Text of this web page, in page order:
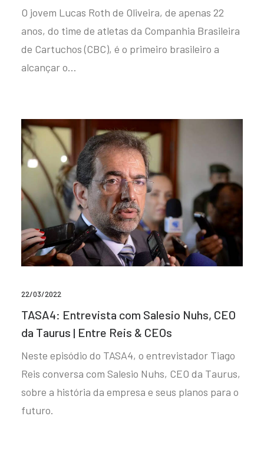
O jovem Lucas Roth de Oliveira, de apenas 22
anos, do time de atletas da Companhia Brasileira
de Cartuchos (CBC), é o primeiro brasileiro a
alcançar o…
22/03/2022
TASA4: Entrevista com Salesio Nuhs, CEO
da Taurus | Entre Reis & CEOs
Neste episódio do TASA4, o entrevistador Tiago
Reis conversa com Salesio Nuhs, CEO da Taurus,
sobre a história da empresa e seus planos para o
futuro.